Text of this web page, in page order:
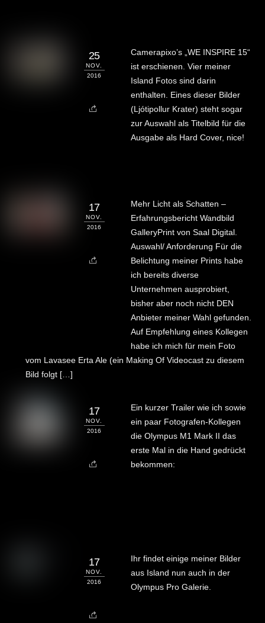
25
NOV.
2016
Camerapixo’s „WE INSPIRE 15“
ist erschienen. Vier meiner
Island Fotos sind darin
enthalten. Eines dieser Bilder
(Ljótipollur Krater) steht sogar
zur Auswahl als Titelbild für die
Ausgabe als Hard Cover, nice!
17
NOV.
2016
Mehr Licht als Schatten –
Erfahrungsbericht Wandbild
GalleryPrint von Saal Digital.
Auswahl/ Anforderung Für die
Belichtung meiner Prints habe
ich bereits diverse
Unternehmen ausprobiert,
bisher aber noch nicht DEN
Anbieter meiner Wahl gefunden.
Auf Empfehlung eines Kollegen
habe ich mich für mein Foto
vom Lavasee Erta Ale (ein Making Of Videocast zu diesem
Bild folgt […]
17
NOV.
2016
Ein kurzer Trailer wie ich sowie
ein paar Fotografen-Kollegen
die Olympus M1 Mark II das
erste Mal in die Hand gedrückt
bekommen:
17
NOV.
2016
Ihr findet einige meiner Bilder
aus Island nun auch in der
Olympus Pro Galerie.